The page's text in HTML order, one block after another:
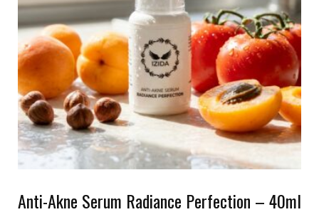
Anti-Akne Serum Radiance Perfection – 40ml